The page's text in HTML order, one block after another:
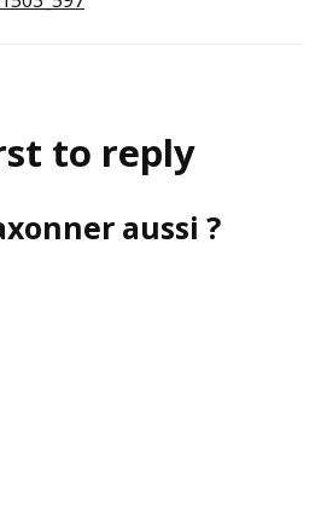
to reply
aussi ?